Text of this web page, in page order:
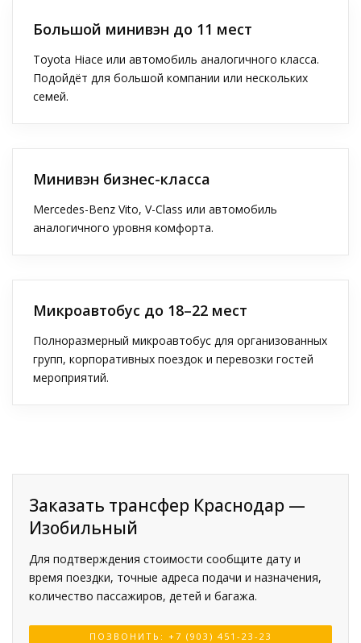
Большой минивэн до 11 мест
Toyota Hiace или автомобиль аналогичного класса.
Подойдёт для большой компании или нескольких
семей.
Минивэн бизнес-класса
Mercedes-Benz Vito, V-Class или автомобиль
аналогичного уровня комфорта.
Микроавтобус до 18–22 мест
Полноразмерный микроавтобус для организованных
групп, корпоративных поездок и перевозки гостей
мероприятий.
Заказать трансфер Краснодар —
Изобильный
Для подтверждения стоимости сообщите дату и
время поездки, точные адреса подачи и назначения,
количество пассажиров, детей и багажа.
ПОЗВОНИТЬ: +7 (903) 451-23-23